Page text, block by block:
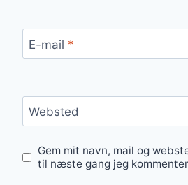
E-mail *
Websted
Gem mit navn, mail og
til næste gang jeg